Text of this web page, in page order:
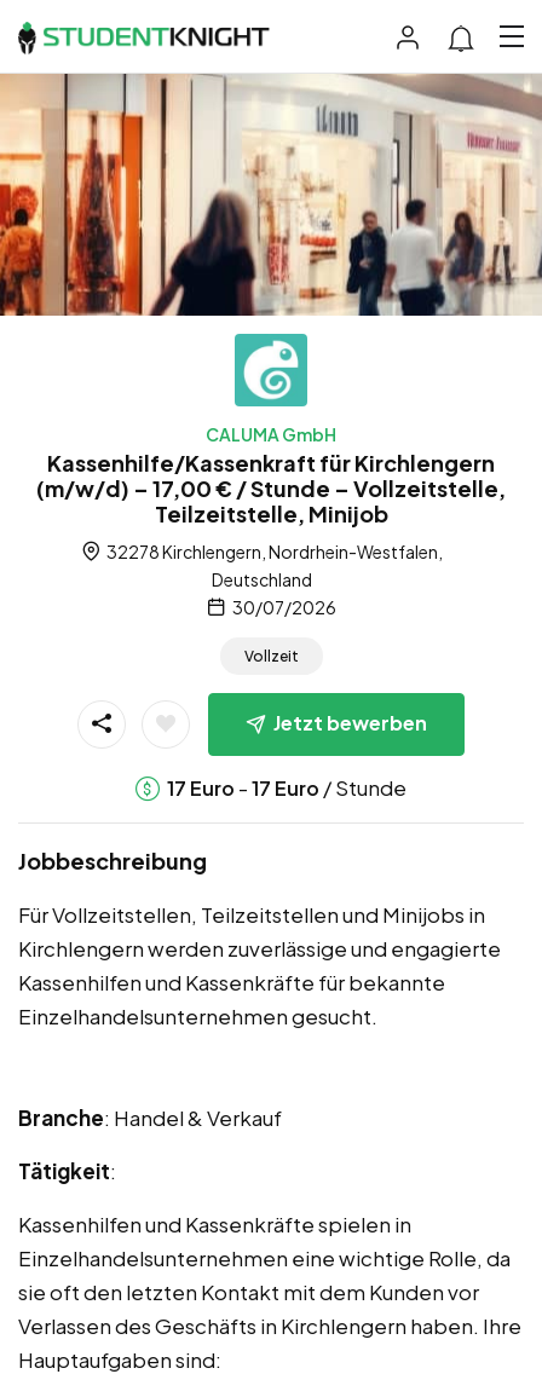
CALUMA GmbH
Kassenhilfe/Kassenkraft für Kirchlengern
(m/w/d) – 17,00 € / Stunde – Vollzeitstelle,
Teilzeitstelle, Minijob
32278 Kirchlengern, Nordrhein-Westfalen,
Deutschland
30/07/2026
Vollzeit
Jetzt bewerben
17 Euro -17 Euro / Stunde
Jobbeschreibung
Für Vollzeitstellen, Teilzeitstellen und Minijobs in
Kirchlengern werden zuverlässige und engagierte
Kassenhilfen und Kassenkräfte für bekannte
Einzelhandelsunternehmen gesucht.
Branche: Handel & Verkauf
Tätigkeit:
Kassenhilfen und Kassenkräfte spielen in
Einzelhandelsunternehmen eine wichtige Rolle, da
sie oft den letzten Kontakt mit dem Kunden vor
Verlassen des Geschäfts in Kirchlengern haben. Ihre
Hauptaufgaben sind: